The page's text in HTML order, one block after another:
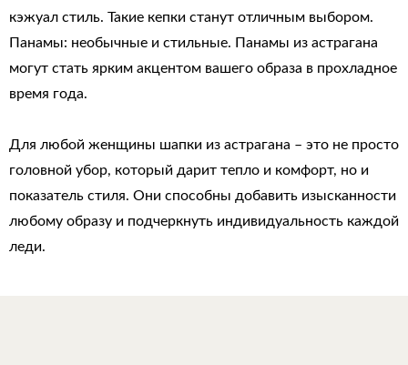
кэжуал стиль. Такие кепки станут отличным выбором.
Панамы: необычные и стильные. Панамы из астрагана
могут стать ярким акцентом вашего образа в прохладное
время года.
Для любой женщины шапки из астрагана – это не просто
головной убор, который дарит тепло и комфорт, но и
показатель стиля. Они способны добавить изысканности
любому образу и подчеркнуть индивидуальность каждой
леди.